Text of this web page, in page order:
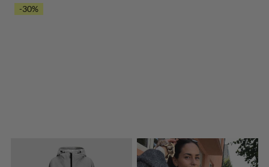
-30%